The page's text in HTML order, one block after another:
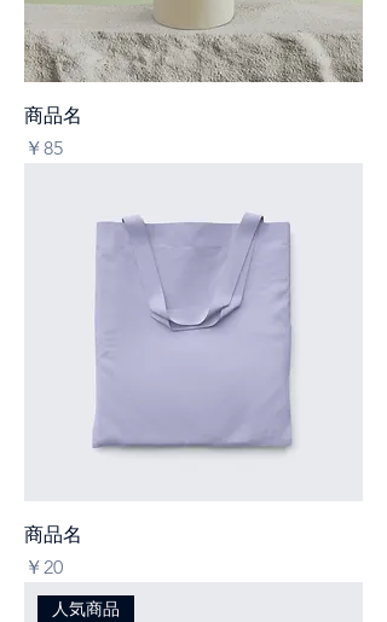
商品名
価格
￥85
商品名
価格
￥20
人気商品